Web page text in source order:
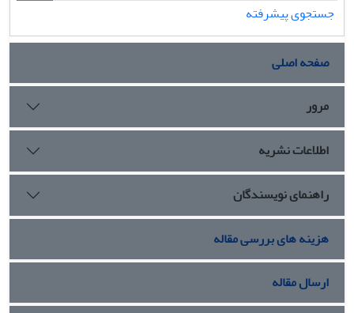
جستجوی پیشرفته
صفحه اصلی
مرور
اطلاعات نشریه
راهنمای نویسندگان
هزینه های بررسی مقاله
ارسال مقاله